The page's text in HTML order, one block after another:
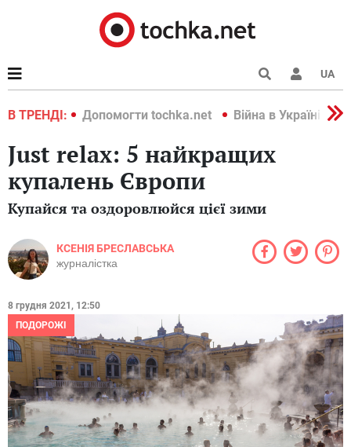
UA
В ТРЕНДІ:
2022 Допомогти tochka.net Війна в Україні 2022
Just relax: 5 найкращих
купалень Європи
Купайся та оздоровлюйся цієї зими
КСЕНІЯ БРЕСЛАВСЬКА
журналістка
8 грудня 2021, 12:50
ПОДОРОЖІ